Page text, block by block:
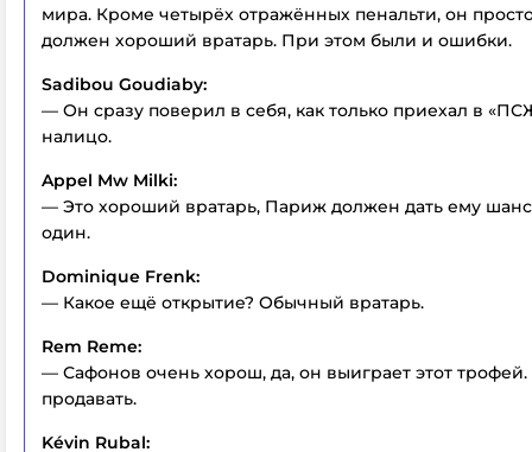
мира. Кроме четырёх отражённых пенальти, он
должен хороший вратарь. При этом были и ошибки.
Sadibou Goudiaby:
— Он сразу поверил в себя, как только приехал в
налицо.
Appel Mw Milki:
— Это хороший вратарь, Париж должен дать ему
один.
Dominique Frenk:
— Какое ещё открытие? Обычный вратарь.
Rem Reme:
— Сафонов очень хорош, да, он выиграет этот
продавать.
Kévin Rubal: